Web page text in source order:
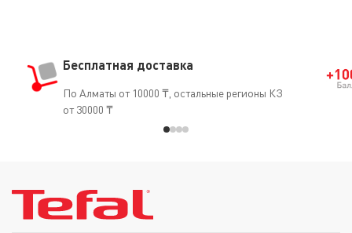
Бесплатная доставка
По Алматы от 10000 ₸, остальные регионы КЗ
от 30000 ₸